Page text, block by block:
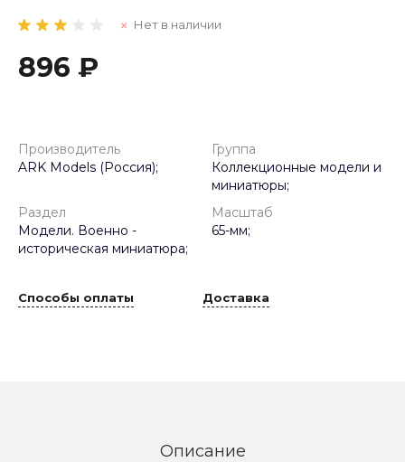
Нет в наличии
896 ₽
Производитель
ARK Models (Россия);
Группа
Коллекционные модели и
миниатюры;
Раздел
Модели. Военно -
историческая миниатюра;
Масштаб
65-мм;
Способы оплаты Доставка
Описание